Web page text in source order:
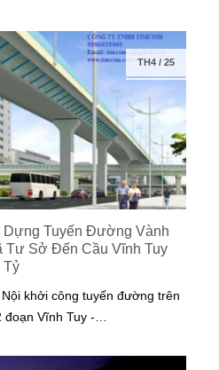
TH4/ 25
Dựng Tuyến Đường Vành
Tư Sở Đến Cầu Vĩnh Tuy
Tỷ
khởi công tuyến đường trên
Vĩnh Tuy -…